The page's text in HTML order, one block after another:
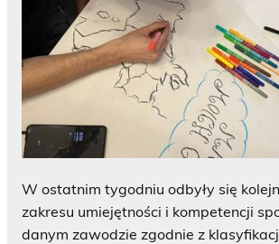
W ostatnim tygodniu odbyły się
zakresu umiejętności i kompetencji
danym zawodzie zgodnie z